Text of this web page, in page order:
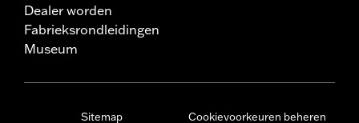
Dealer worden
Fabrieksrondleidingen
Museum
Sitemap Cookievoorkeuren beheren